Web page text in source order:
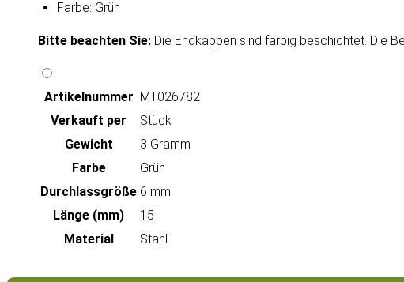
Farbe: Grün
Bitte beachten Sie: Die Endkappen sind farbig beschichtet. Die
Artikeln‌ummer MT026782
Verkauft per
Stück
Gewicht
3 Gramm
Farbe
Grün
Durchlassgröße 6 mm
Länge (mm)
15
Material
Stahl